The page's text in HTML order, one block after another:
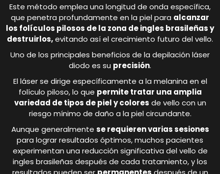
Este método emplea una longitud de onda específica,
que penetra profundamente en la piel para alcanzar
los folículos pilosos de la zona de ingles brasileñas y
destruirlos,evitando así el crecimiento futuro del vello.
Uno de los principales beneficios de la depilación láser
diodo es su precisión.
El láser se dirige específicamente a la melanina en el
folículo piloso, lo que permite tratar una amplia
variedad de tipos de piel y colores de vello con un
riesgo mínimo de daño a la piel circundante.
Aunque generalmente se requieren varias sesiones
para lograr resultados óptimos, muchos pacientes
experimentan una reducción significativa del vello de
ingles brasileñas después de cada tratamiento, y los